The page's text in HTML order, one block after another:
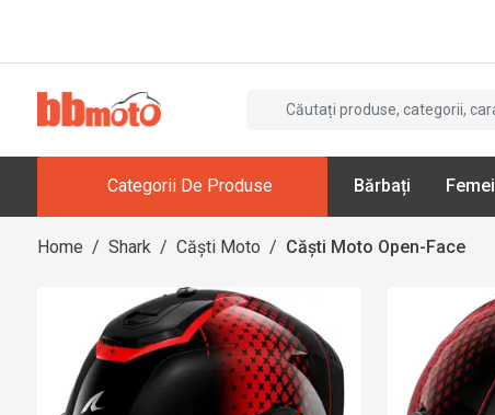
Categorii De Produse Bărbați Femei
Home / Shark / Căști Moto / Căști Moto Open-Face